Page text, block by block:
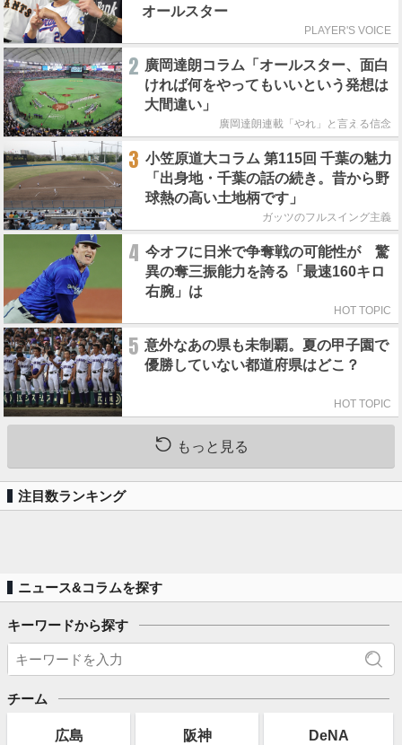
オールスター
PLAYER'S VOICE
2 廣岡達朗コラム「オールスター、面白
ければ何をやってもいいという発想は
大間違い」
廣岡達朗連載「やれ」と言える信念
3 小笠原道大コラム 第115回 千葉の魅力
「出身地・千葉の話の続き。昔から野
球熱の高い土地柄です」
ガッツのフルスイング主義
4 今オフに日米で争奪戦の可能性が 驚
異の奪三振能力を誇る「最速160キロ
右腕」は
HOT TOPIC
5 意外なあの県も未制覇。夏の甲子園で
優勝していない都道府県はどこ？
HOT TOPIC
もっと見る
注目数ランキング
ニュース&コラムを探す
キーワードから探す
チーム
広島 阪神 DeNA